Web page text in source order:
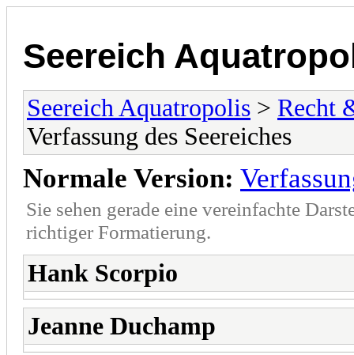
Seereich
Seereich Aquatropolis > Recht
Verfassung des Seereiches
Normale Version:
Sie sehen gerade eine vereinfachte
richtiger Formatierung.
Hank Scorpio
Jeanne Duchamp